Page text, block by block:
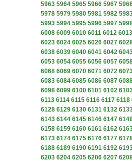
5963 5964 5965 5966 5967
5978 5979 5980 5981 5982
5993 5994 5995 5996 5997
6008 6009 6010 6011 6012 6013
6023 6024 6025 6026 6027
6038 6039 6040 6041 6042
6053 6054 6055 6056 6057
6068 6069 6070 6071 6072
6083 6084 6085 6086 6087
6098 6099 6100 6101 6102
6113 6114 6115 6116 6117 6118
6128 6129 6130 6131 6132
6143 6144 6145 6146 6147
6158 6159 6160 6161 6162
6173 6174 6175 6176 6177
6188 6189 6190 6191 6192
6203 6204 6205 6206 6207